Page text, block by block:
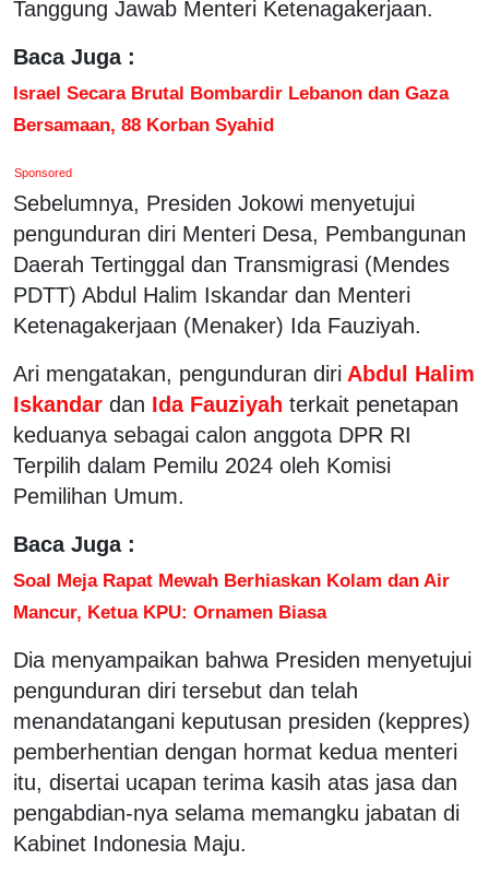
Tanggung Jawab Menteri Ketenagakerjaan.
Baca Juga :
Israel Secara Brutal Bombardir Lebanon dan Gaza
Bersamaan, 88 Korban Syahid
Sponsored
Sebelumnya, Presiden Jokowi menyetujui
pengunduran diri Menteri Desa, Pembangunan
Daerah Tertinggal dan Transmigrasi (Mendes
PDTT) Abdul Halim Iskandar dan Menteri
Ketenagakerjaan (Menaker) Ida Fauziyah.
Ari mengatakan, pengunduran diri Abdul Halim
Iskandar dan Ida Fauziyah terkait penetapan
keduanya sebagai calon anggota DPR RI
Terpilih dalam Pemilu 2024 oleh Komisi
Pemilihan Umum.
Baca Juga :
Soal Meja Rapat Mewah Berhiaskan Kolam dan Air
Mancur, Ketua KPU: Ornamen Biasa
Dia menyampaikan bahwa Presiden menyetujui
pengunduran diri tersebut dan telah
menandatangani keputusan presiden (keppres)
pemberhentian dengan hormat kedua menteri
itu, disertai ucapan terima kasih atas jasa dan
pengabdian-nya selama memangku jabatan di
Kabinet Indonesia Maju.